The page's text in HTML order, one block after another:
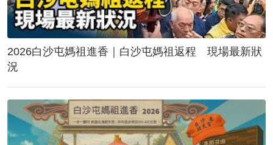
2026白沙屯媽祖進香｜白沙屯媽祖返程 現場最新狀
況